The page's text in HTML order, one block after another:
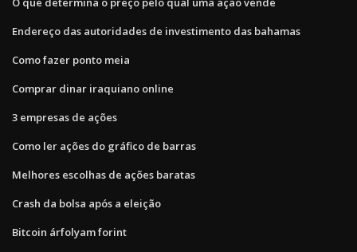
Endereço das autoridades de investimento das bahamas
Como fazer ponto meia
Comprar dinar iraquiano online
3 empresas de ações
Como ler ações do gráfico de barras
Melhores escolhas de ações baratas
Crash da bolsa após a eleição
Bitcoin árfolyam forint